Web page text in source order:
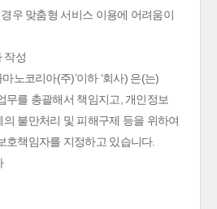
우 맞춤형 서비스 이용에 어려움이
작성
노코리아(주)’이하 ‘회사) 은(는)
무를 총괄해서 책임지고, 개인정보
불만처리 및 피해구제 등을 위하여
호책임자를 지정하고 있습니다.